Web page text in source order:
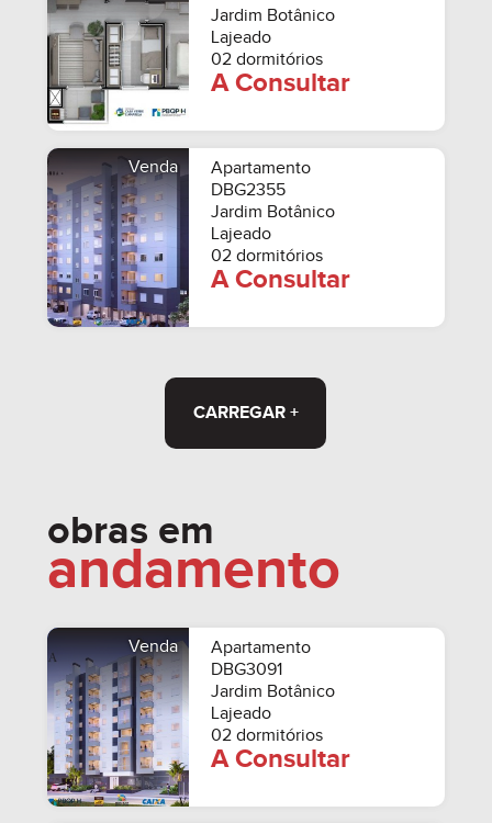
Jardim Botânico
Lajeado
02 dormitórios
A Consultar
Venda
Apartamento
DBG2355
Jardim Botânico
Lajeado
02 dormitórios
A Consultar
CARREGAR +
obras em
andamento
Venda
Apartamento
DBG3091
Jardim Botânico
Lajeado
02 dormitórios
A Consultar